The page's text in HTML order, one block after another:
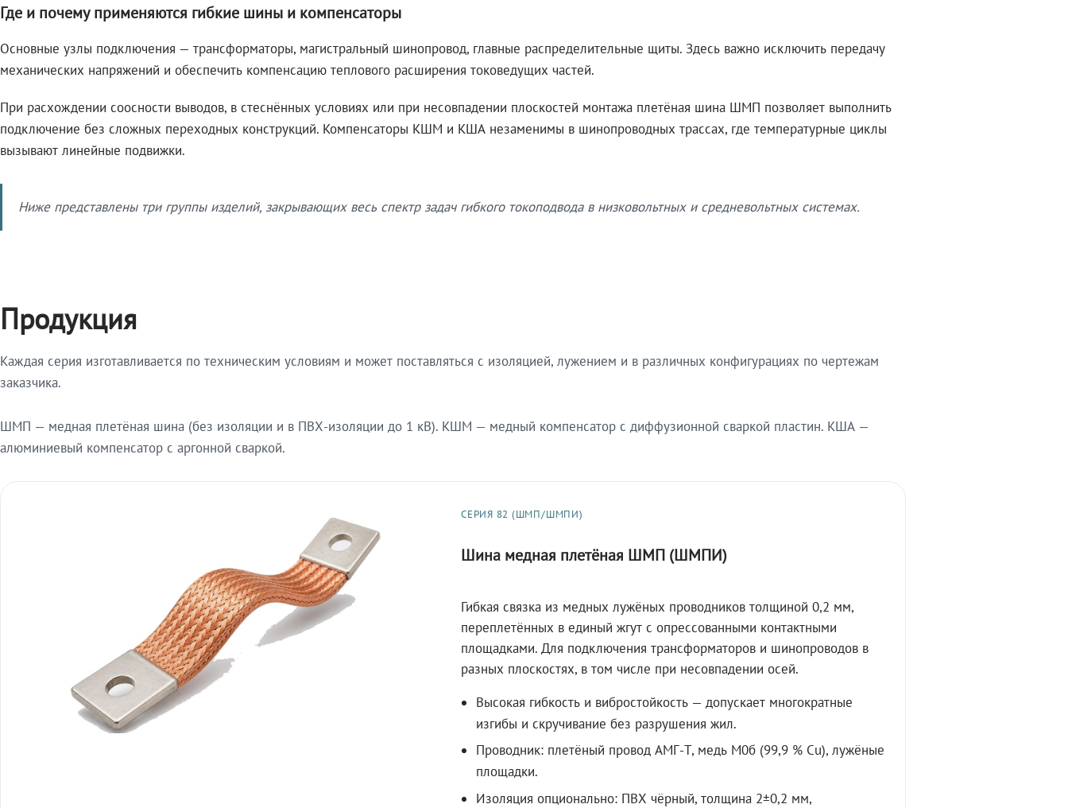
Где и почему применяются гибкие шины и компенсаторы
Основные узлы подключения — трансформаторы, магистральный шинопровод, главные распределительные щиты. Здесь важно исключить передачу
механических напряжений и обеспечить компенсацию теплового расширения токоведущих частей.
При расхождении соосности выводов, в стеснённых условиях или при несовпадении плоскостей монтажа плетёная шина ШМП позволяет выполнить
подключение без сложных переходных конструкций. Компенсаторы КШМ и КША незаменимы в шинопроводных трассах, где температурные циклы
вызывают линейные подвижки.
Ниже представлены три группы изделий, закрывающих весь спектр задач гибкого токоподвода в низковольтных и средневольтных системах.
Продукция
Каждая серия изготавливается по техническим условиям и может поставляться с изоляцией, лужением и в различных конфигурациях по чертежам
заказчика.
ШМП — медная плетёная шина (без изоляции и в ПВХ-изоляции до 1 кВ). КШМ — медный компенсатор с диффузионной сваркой пластин. КША —
алюминиевый компенсатор с аргонной сваркой.
СЕРИЯ 82 (ШМП/ШМПИ)
Шина медная плетёная ШМП (ШМПИ)
Гибкая связка из медных лужёных проводников толщиной 0,2 мм,
переплетённых в единый жгут с опрессованными контактными
площадками. Для подключения трансформаторов и шинопроводов в
разных плоскостях, в том числе при несовпадении осей.
Высокая гибкость и вибростойкость — допускает многократные
изгибы и скручивание без разрушения жил.
Проводник: плетёный провод АМГ-Т, медь М0б (99,9 % Cu), лужёные
площадки.
Изоляция опционально: ПВХ чёрный, толщина 2±0,2 мм,